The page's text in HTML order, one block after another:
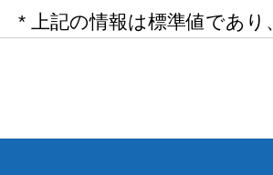
* 上記の情報は標準値であ